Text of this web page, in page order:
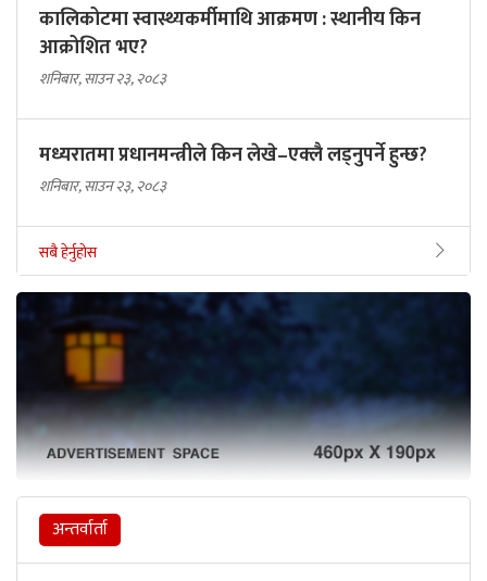
कालिकोटमा स्वास्थ्यकर्मीमाथि आक्रमण : स्थानीय किन
आक्रोशित भए?
शनिबार, साउन २३, २०८३
मध्यरातमा प्रधानमन्त्रीले किन लेखे–एक्लै लड्नुपर्ने हुन्छ?
शनिबार, साउन २३, २०८३
सबै हेर्नुहोस
अन्तर्वार्ता